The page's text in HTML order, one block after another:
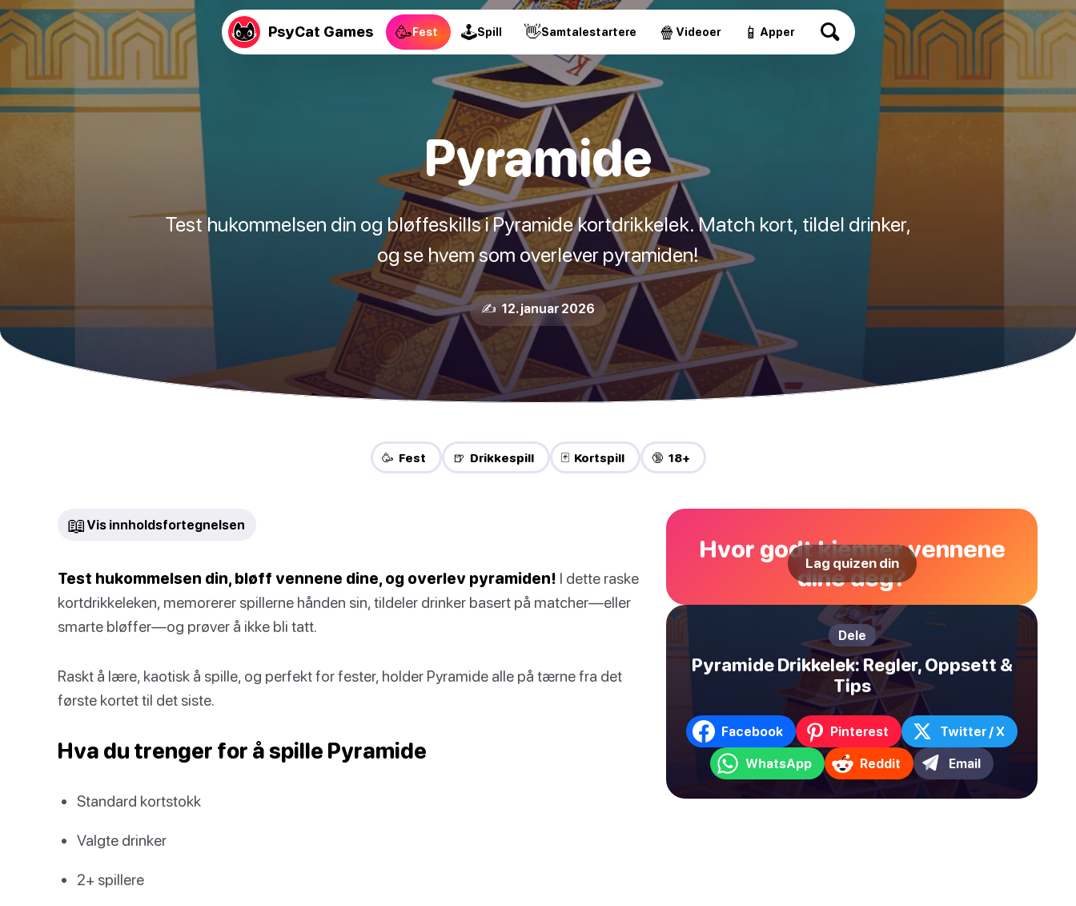
PsyCat Games 🥳Fest 🕹Spill 👋Samtalestartere 🍿 Videoer 📱 Apper
Pyramide
Test hukommelsen din og bløffeskills i Pyramide kortdrikkelek. Match kort, tildel drinker,
og se hvem som overlever pyramiden!
✍️ 12. januar 2026
🥳 Fest 🍺 Drikkespill 🃏 Kortspill 🔞 18+
📖 Vis innholdsfortegnelsen
Test hukommelsen din, bløff vennene dine, og overlev pyramiden! I dette raske
kortdrikkeleken, memorerer spillerne hånden sin, tildeler drinker basert på matcher—eller
smarte bløffer—og prøver å ikke bli tatt.
Raskt å lære, kaotisk å spille, og perfekt for fester, holder Pyramide alle på tærne fra det
første kortet til det siste.
Hva du trenger for å spille Pyramide
Standard kortstokk
Valgte drinker
2+ spillere
Hvor godt kjenner vennene
dine deg?
Lag quizen din
Dele
Pyramide Drikkelek: Regler, Oppsett &
Tips
Facebook Pinterest Twitter / X
WhatsApp Reddit Email